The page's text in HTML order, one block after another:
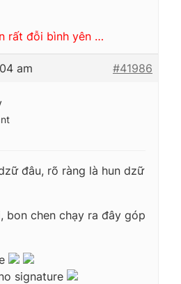
rất đỗi bình yên …
am #41986
đâu, rõ ràng là hun dzữ
bon chen chạy ra đây góp
signature